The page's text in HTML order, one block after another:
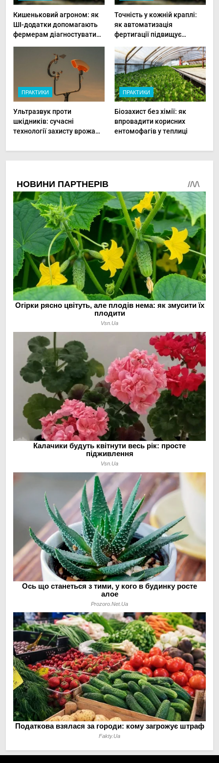
Кишеньковий агроном: як
ШІ-додатки допомагають
фермерам діагностувати
Точність у кожній краплі:
як автоматизація
фертигації підвищує
ПРАКТИКИ
Ультразвук проти
шкідників: сучасні
технології захисту врожаю
ПРАКТИКИ
Біозахист без хімії: як
впровадити корисних
ентомофагів у теплиці